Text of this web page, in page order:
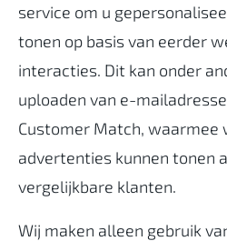
service om u
tonen op basis van eerder
interacties. Dit kan onder
uploaden van e-
Customer Match, waarmee
advertenties kunnen tonen
vergelijkbare klanten.
Wij maken alleen gebruik